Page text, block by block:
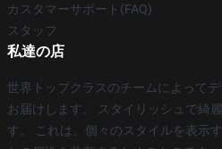
カスタマーサポート(FAQ)
スタッフ
私達の店
世界トップクラスのチームによって
お届けします。 スタイリッシュで綺
す。 これは、個々のスタイルを表示